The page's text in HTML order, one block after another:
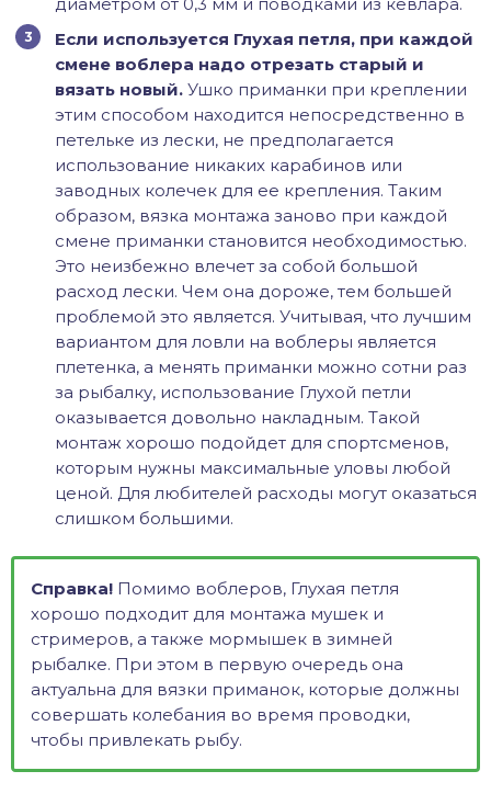
Если используется Глухая петля, при каждой
смене воблера надо отрезать старый и
вязать новый. Ушко приманки при креплении
этим способом находится непосредственно в
петельке из лески, не предполагается
использование никаких карабинов или
заводных колечек для ее крепления. Таким
образом, вязка монтажа заново при каждой
смене приманки становится необходимостью.
Это неизбежно влечет за собой большой
расход лески. Чем она дороже, тем большей
проблемой это является. Учитывая, что лучшим
вариантом для ловли на воблеры является
плетенка, а менять приманки можно сотни раз
за рыбалку, использование Глухой петли
оказывается довольно накладным. Такой
монтаж хорошо подойдет для спортсменов,
которым нужны максимальные уловы любой
ценой. Для любителей расходы могут оказаться
слишком большими.
Справка! Помимо воблеров, Глухая петля
хорошо подходит для монтажа мушек и
стримеров, а также мормышек в зимней
рыбалке. При этом в первую очередь она
актуальна для вязки приманок, которые должны
совершать колебания во время проводки,
чтобы привлекать рыбу.